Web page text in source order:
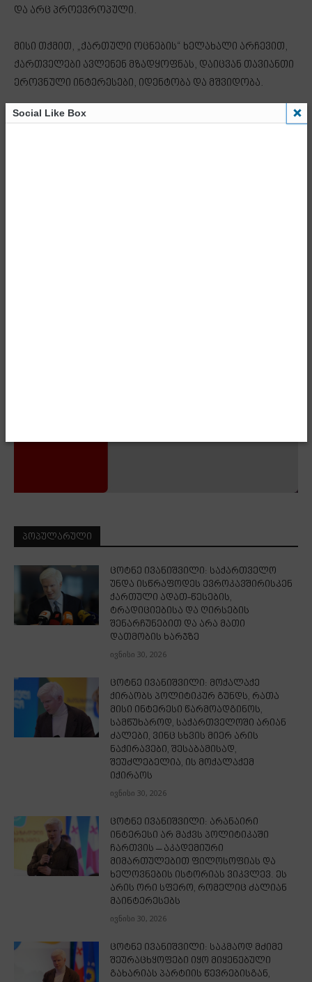
და არც პროევროპული.
მისი თქმით, „ქართული ოცნების“ ხელახალი არჩევით,
ქართველები ავლენენ მზადყოფნას, დაიცვან თავიანთი
ეროვნული ინტერესები, იდენტობა და მშვიდობა.
„ქართველმა ხალხმა უთხრეს „არა“ მოსკოვის ან
ᲞᲝᲞᲣᲚᲐᲠᲣᲚᲘ
ცოტნე ივანიშვილი: საქართველო
უნდა ისწრაფოდეს ევროკავშირისკენ
ქართული ადათ-წესების,
ტრადიციებისა და ღირსების
შენარჩუნებით და არა მათი
დათმობის ხარჯზე
ივნისი 30, 2026
ცოტნე ივანიშვილი: მოქალაქე
ქირაობს პოლიტიკურ გუნდს, რათა
მისი ინტერესი წარმოადგინოს,
სამწუხაროდ, საქართველოში არიან
ძალები, ვინც სხვის მიერ არის
ნაქირავები, შესაბამისად,
შეუძლებელია, ის მოქალაქემ
იქირაოს
ივნისი 30, 2026
ცოტნე ივანიშვილი: არანაირი
ინტერესი არ მაქვს პოლიტიკაში
ჩართვის – აკადემიური
მიმართულებით ფილოსოფიას და
ხელოვნების ისტორიას ვიკვლევ. ეს
არის ორი სფერო, რომელიც ძალიან
მაინტერესებს
ივნისი 30, 2026
ცოტნე ივანიშვილი: საკმაოდ მძიმე
შეურაცხყოფები იყო მიყენებული
გახარიას პარტიის წევრებისგან,
Social Like Box